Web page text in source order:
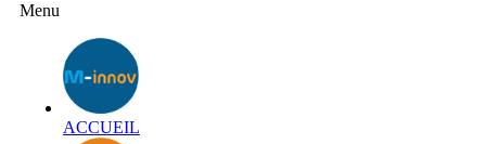
Menu
ACCUEIL